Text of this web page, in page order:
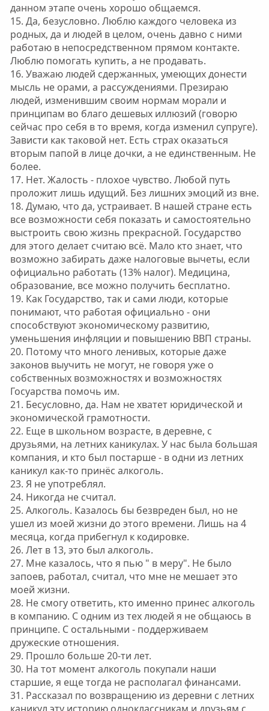
данном этапе очень хорошо общаемся.
15. Да, безусловно. Люблю каждого человека из
родных, да и людей в целом, очень давно с ними
работаю в непосредственном прямом контакте.
Люблю помогать купить, а не продавать.
16. Уважаю людей сдержанных, умеющих донести
мысль не орами, а рассуждениями. Презираю
людей, изменившим своим нормам морали и
принципам во благо дешевых иллюзий (говорю
сейчас про себя в то время, когда изменил супруге).
Зависти как таковой нет. Есть страх оказаться
вторым папой в лице дочки, а не единственным. Не
более.
17. Нет. Жалость - плохое чувство. Любой путь
проложит лишь идущий. Без лишних эмоций из вне.
18. Думаю, что да, устраивает. В нашей стране есть
все возможности себя показать и самостоятельно
выстроить свою жизнь прекрасной. Государство
для этого делает считаю всё. Мало кто знает, что
возможно забирать даже налоговые вычеты, если
официально работать (13% налог). Медицина,
образование, все можно получить бесплатно.
19. Как Государство, так и сами люди, которые
понимают, что работая официально - они
способствуют экономическому развитию,
уменьшения инфляции и повышению ВВП страны.
20. Потому что много ленивых, которые даже
законов выучить не могут, не говоря уже о
собственных возможностях и возможностях
Госуарства помочь им.
21. Бесусловно, да. Нам не хватет юридической и
экономической грамотности.
22. Еще в школьном возрасте, в деревне, с
друзьями, на летних каникулах. У нас была большая
компания, и кто был постарше - в одни из летних
каникул как-то принёс алкоголь.
23. Я не употреблял.
24. Никогда не считал.
25. Алкоголь. Казалось бы безвреден был, но не
ушел из моей жизни до этого времени. Лишь на 4
месяца, когда прибегнул к кодировке.
26. Лет в 13, это был алкоголь.
27. Мне казалось, что я пью " в меру". Не было
запоев, работал, считал, что мне не мешает это
моей жизни.
28. Не смогу ответить, кто именно принес алкоголь
в компанию. С одним из тех людей я не общаюсь в
принципе. С остальными - поддерживаем
дружеские отношения.
29. Прошло больше 20-ти лет.
30. На тот момент алкоголь покупали наши
старшие, я еще тогда не располагал финансами.
31. Рассказал по возвращению из деревни с летних